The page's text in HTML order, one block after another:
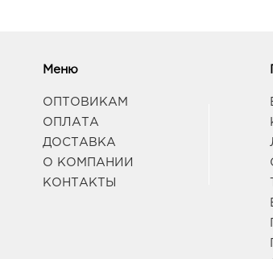
Меню
ОПТОВИКАМ
ОПЛАТА
ДОСТАВКА
О КОМПАНИИ
КОНТАКТЫ